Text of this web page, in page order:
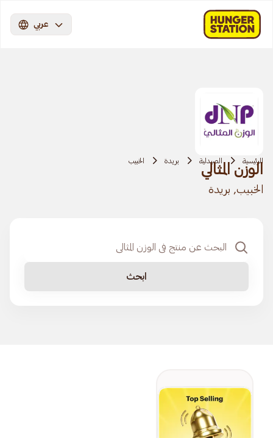
عربي
الرئيسية الصيدلية بريدة الخبيب
الوزن المثالي
الخبيب, بريدة
ابحث